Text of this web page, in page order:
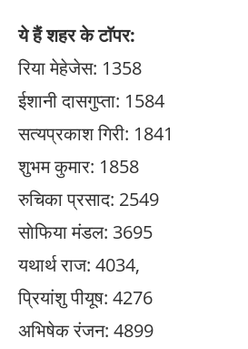
ये हैं शहर के टाॅपर:
रिया मेहेजेस: 1358
ईशानी दासगुप्ता: 1584
सत्यप्रकाश गिरी: 1841
शुभम कुमार: 1858
रुचिका प्रसाद: 2549
साेफिया मंडल: 3695
यथार्थ राज: 4034,
प्रियांशु पीयूष: 4276
अभिषेक रंजन: 4899